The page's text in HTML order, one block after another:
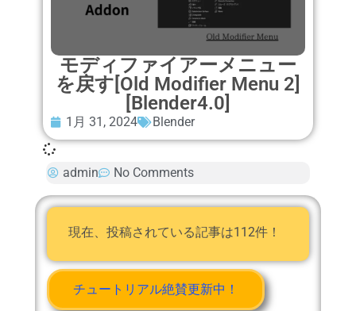
モディファイアーメニュー
を戻す[Old Modifier Menu 2]
[Blender4.0]
1月 31, 2024 Blender
admin No Comments
現在、投稿されている記事は112件！
チュートリアル絶賛更新中！